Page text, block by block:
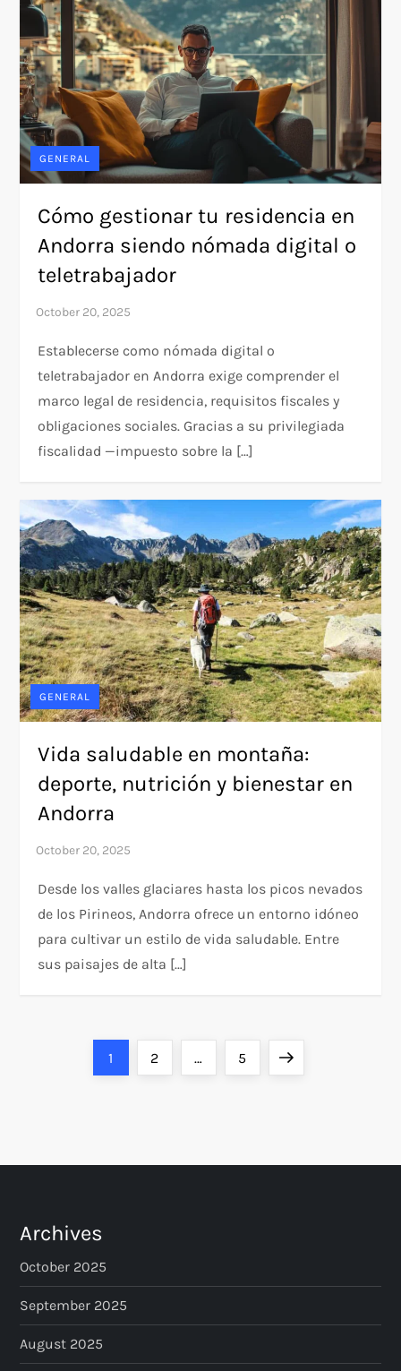
GENERAL
Cómo gestionar tu residencia en
Andorra siendo nómada digital o
teletrabajador
Establecerse como nómada digital o
teletrabajador en Andorra exige comprender el
marco legal de residencia, requisitos fiscales y
obligaciones sociales. Gracias a su privilegiada
fiscalidad —impuesto sobre la […]
GENERAL
Vida saludable en montaña:
deporte, nutrición y bienestar en
Andorra
Desde los valles glaciares hasta los picos nevados
de los Pirineos, Andorra ofrece un entorno idóneo
para cultivar un estilo de vida saludable. Entre
sus paisajes de alta […]
s
p
a
g
Page
1 Page
2 … Page
5 Next
Archives
October 2025
September 2025
August 2025